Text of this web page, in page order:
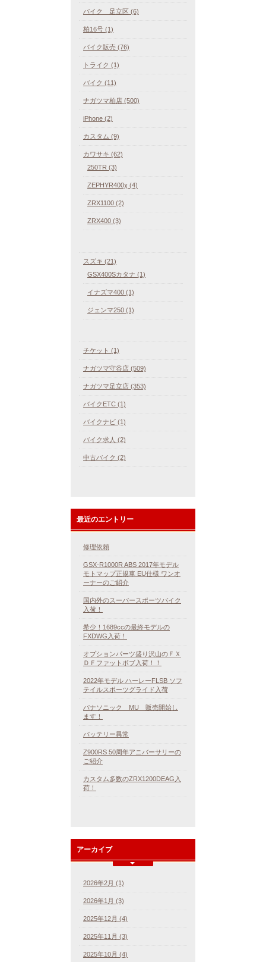
バイク 足立区 (6)
柏16号 (1)
バイク販売 (76)
トライク (1)
バイク (11)
ナガツマ柏店 (500)
iPhone (2)
カスタム (9)
カワサキ (62)
250TR (3)
ZEPHYR400χ (4)
ZRX1100 (2)
ZRX400 (3)
スズキ (21)
GSX400Sカタナ (1)
イナズマ400 (1)
ジェンマ250 (1)
チケット (1)
ナガツマ守谷店 (509)
ナガツマ足立店 (353)
バイクETC (1)
バイクナビ (1)
バイク求人 (2)
中古バイク (2)
最近のエントリー
修理依頼
GSX-R1000R ABS 2017年モデル
モトマップ正規車 EU仕様 ワンオ
ーナーのご紹介
国内外のスーパースポーツバイク
入荷！
希少！1689ccの最終モデルの
FXDWG入荷！
オプションパーツ盛り沢山のＦＸ
ＤＦファットボブ入荷！！
2022年モデル ハーレーFLSB ソフ
テイルスポーツグライド入荷
パナソニック MU 販売開始し
ます！
バッテリー異常
Z900RS 50周年アニバーサリーの
ご紹介
カスタム多数のZRX1200DEAG入
荷！
アーカイブ
2026年2月 (1)
2026年1月 (3)
2025年12月 (4)
2025年11月 (3)
2025年10月 (4)